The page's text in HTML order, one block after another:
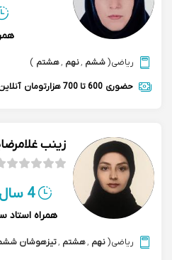
ریاضی(ششم ,نهم ,هشتم )
حضوری 600 تا 700 هزارتومان
زینب
4 سال
همراه استاد
ریاضی(نهم ,هشتم ,تیزهوشان